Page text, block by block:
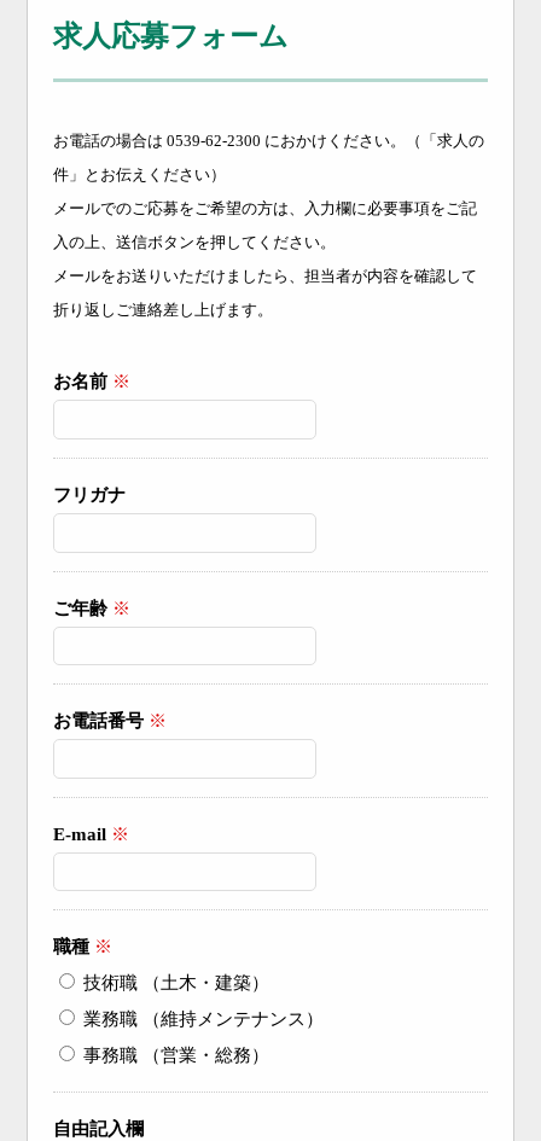
求人応募フォーム
お電話の場合は 0539-62-2300 におかけください。（「求人の
件」とお伝えください）
メールでのご応募をご希望の方は、入力欄に必要事項をご記
入の上、送信ボタンを押してください。
メールをお送りいただけましたら、担当者が内容を確認して
折り返しご連絡差し上げます。
お名前 ※
フリガナ
ご年齢 ※
お電話番号 ※
E-mail ※
職種 ※
技術職 （土木・建築）
業務職 （維持メンテナンス）
事務職 （営業・総務）
自由記入欄